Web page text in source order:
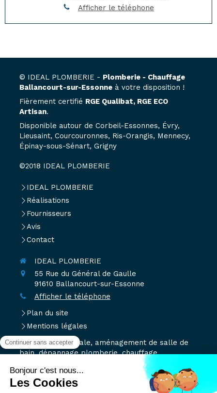
Afficher le téléphone
© IDEAL PLOMBERIE - Plomberie - Chauffage
Ballancourt-sur-Essonne à votre disposition !
Fièrement certifié RGE Qualibat, RGE ECO
Artisan.
Disponible autour de Corbeil-Essonnes, Évry,
Lieusaint, Courcouronnes, Ris-Orangis, Mennecy,
Épinay-sous-Sénart, Grigny
©2018 IDEAL PLOMBERIE
IDEAL PLOMBERIE
Réalisations
Fournisseurs
Avis
Contact
IDEAL PLOMBERIE
55 Rue du Général de Gaulle
91610 Ballancourt-sur-Essonne
Afficher le téléphone
Plan du site
Mentions légales
Plomberie générale, aménagement de salle de
bain, dépannage plomberie, chauffage,
installation douche à l'italienne, installation de
ventilation, traitements de l'eau, débouchage et
dégorgement toutes canalisations